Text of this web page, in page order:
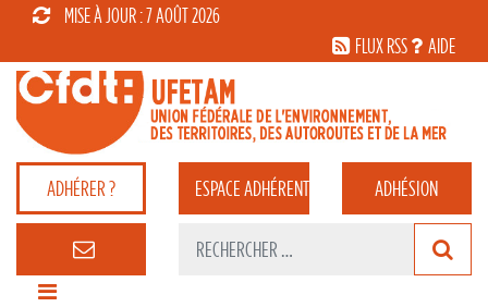
MISE À JOUR : 7 AOÛT 2026
FLUX RSS
AIDE
ADHÉRER ? ESPACEADHÉRENT ADHÉSION